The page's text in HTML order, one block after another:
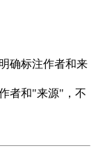
确标注作者和来
者和"来源"，不